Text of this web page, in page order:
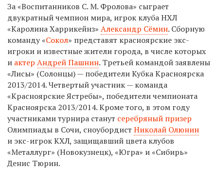
За «Воспитанников С. М. Фролова» сыграет
двукратный чемпион мира, игрок клуба НХЛ
«Каролина Харрикейнз» Александр Сёмин. Сборную
команду «Сокол» представят красноярские экс-
игроки и известные жители города, в числе которых
и актер Андрей Пашнин. Третьей командой заявлены
«Лисы» (Солонцы) — победители Кубка Красноярска
2013/2014. Четвертый участник — команда
«Красноярские Ястребы», победители чемпионата
Красноярска 2013/2014. Кроме того, в этом году
участниками турнира станут серебряный призер
Олимпиады в Сочи, сноубордист Николай Олюнин
и экс-игрок КХЛ, защищавший цвета клубов
«Металлург» (Новокузнецк), «Югра» и «Сибирь»
Денис Тюрин.